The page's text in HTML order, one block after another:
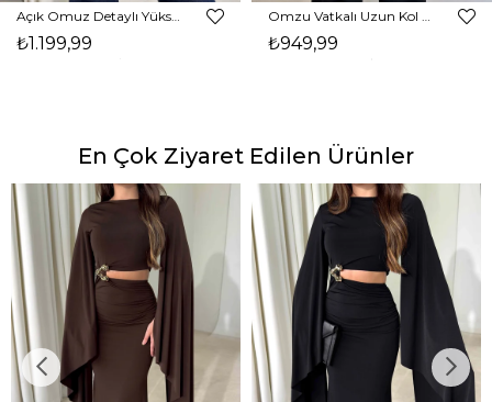
₺1.199,99 ₺949,99
En Çok Ziyaret Edilen Ürünler